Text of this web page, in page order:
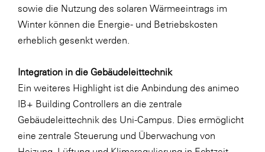
sowie die Nutzung des solaren Wärmeeintrags im
Winter können die Energie- und Betriebskosten
erheblich gesenkt werden.
Integration in die Gebäudeleittechnik
Ein weiteres Highlight ist die Anbindung des animeo
IB+ Building Controllers an die zentrale
Gebäudeleittechnik des Uni-Campus. Dies ermöglicht
eine zentrale Steuerung und Überwachung von